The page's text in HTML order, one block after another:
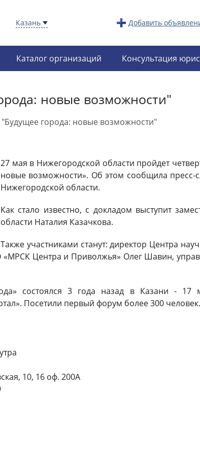
Казань Добавить
Каталог организаций Консультация
новые возможности"
города: новые возможности"
27 мая в Нижегородской области пройдет
новые возможности». Об этом сообщила пресс-
Нижегородской области.
Как стало известно, с докладом выступит
области Наталия Казачкова.
Также участниками станут: директор Центра
«МРСК Центра и Приволжья» Олег Шавин,
состоялся 3 года назад в Казани - 17
Посетили первый форум более 300 человек.
10, 16 оф. 200А